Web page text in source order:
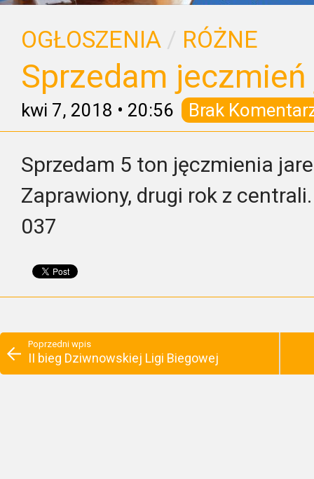
OGŁOSZENIA / RÓŻNE
Sprzedam
kwi 7, 2018 • 20:56 Brak
Sprzedam 5 ton jęczmienia
Zaprawiony, drugi rok z
037
Poprzedni wpis
II bieg Dziwnowskiej Ligi Biegowej